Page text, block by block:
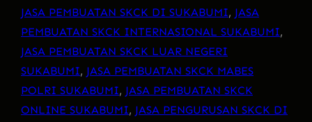
JASA PEMBUATAN SKCK DI SUKABUMI, JASA
PEMBUATAN SKCK INTERNASIONAL SUKABUMI
JASA PEMBUATAN SKCK LUAR NEGERI
SUKABUMI, JASA PEMBUATAN SKCK MABES
POLRI SUKABUMI, JASA PEMBUATAN SKCK
ONLINE SUKABUMI, JASA PENGURUSAN SKCK DI